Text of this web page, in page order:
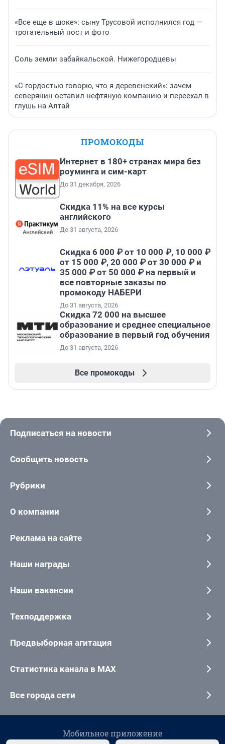
«Все еще в шоке»: сыну Трусовой исполнился год —
трогательный пост и фото
Соль земли забайкальской. Нижегородцевы
«С гордостью говорю, что я деревенский»: зачем
северянин оставил нефтяную компанию и переехал в
глушь на Алтай
ПРОМОКОДЫ
Интернет в 180+ странах мира без
роуминга и сим-карт
До 31 декабря, 2026
Скидка 11% на все курсы
английского
До 31 августа, 2026
Скидка 6 000 ₽ от 10 000 ₽, 10 000 ₽
от 15 000 ₽, 20 000 ₽ от 30 000 ₽ и
35 000 ₽ от 50 000 ₽ на первый и
все повторные заказы по
промокоду НАБЕРИ
До 31 августа, 2026
Скидка 72 000 на высшее
образование и среднее специальное
образование в первый год обучения
До 31 августа, 2026
Все промокоды
Подписаться на новости
Сообщить новость
Рубрики
О компании
Реклама на сайте
Наши награды
Наши вакансии
Техподдержка
Предвыборная агитация
Статистика канала в MAX
Все города сети
Мобильное приложение